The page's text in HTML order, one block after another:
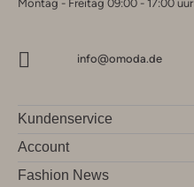
Montag - Freitag 09:00 - 17:00 uur
info@omoda.de
Kundenservice
Account
Fashion News